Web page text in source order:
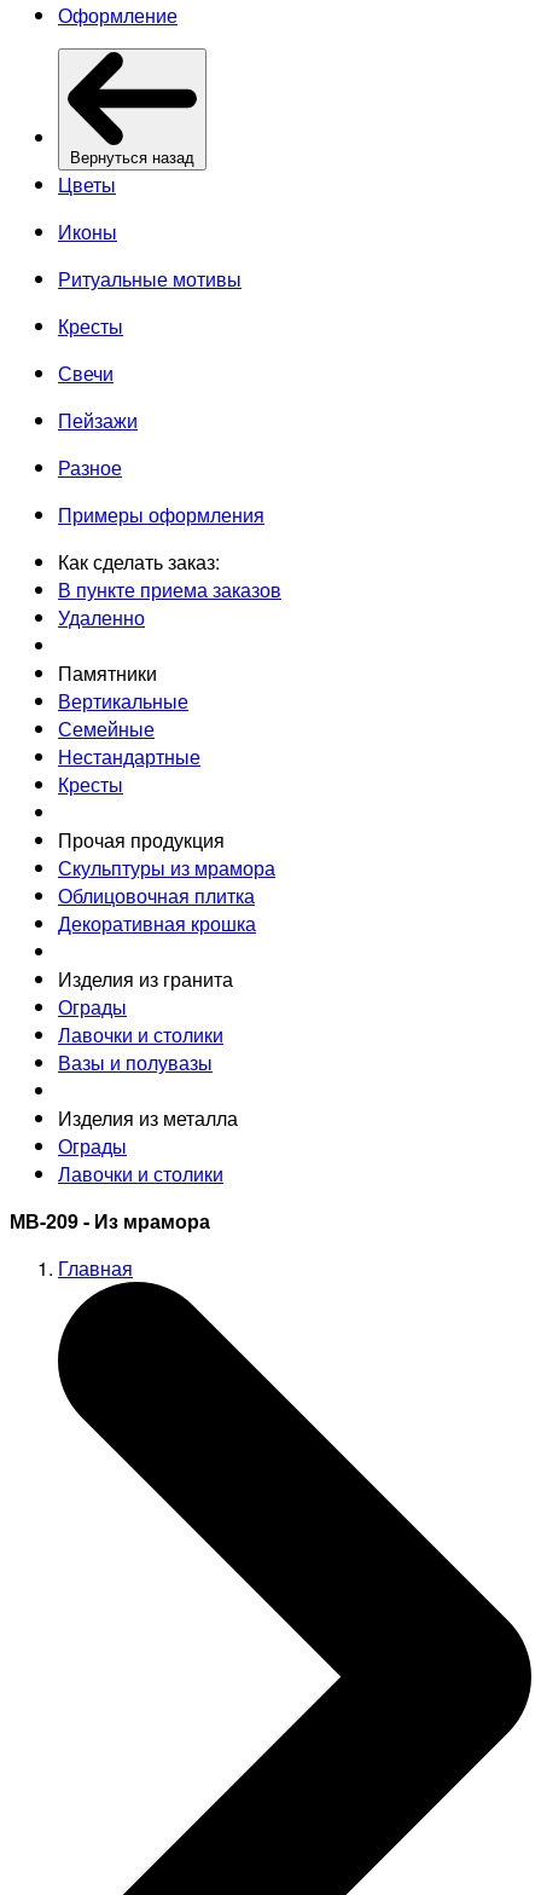
Оформление
Вернуться назад
Цветы
Иконы
Ритуальные мотивы
Кресты
Свечи
Пейзажи
Разное
Примеры оформления
Как сделать заказ:
В пункте приема заказов
Удаленно
Памятники
Вертикальные
Семейные
Нестандартные
Кресты
Прочая продукция
Скульптуры из мрамора
Облицовочная плитка
Декоративная крошка
Изделия из гранита
Ограды
Лавочки и столики
Вазы и полувазы
Изделия из металла
Ограды
Лавочки и столики
МВ-209 - Из мрамора
Главная